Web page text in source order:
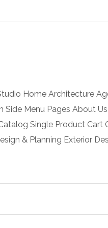
Home Architecture
Menu Pages About
Single Product
& Planning Exterior